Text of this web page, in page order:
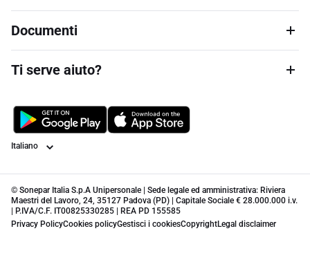
Documenti
Ti serve aiuto?
Lingua
© Sonepar Italia S.p.A Unipersonale | Sede legale ed amministrativa: Riviera
Maestri del Lavoro, 24, 35127 Padova (PD) | Capitale Sociale € 28.000.000 i.v.
| P.IVA/C.F. IT00825330285 | REA PD 155585
Privacy PolicyCookies policyGestisci i cookiesCopyrightLegal disclaimer